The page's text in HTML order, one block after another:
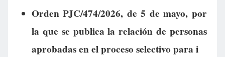
Orden PJC/474/2026, de 5 de mayo, por
la que se publica la relación de personas
aprobadas en el proceso selectivo para i